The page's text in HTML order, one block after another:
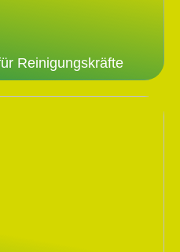
Reinigungskräfte